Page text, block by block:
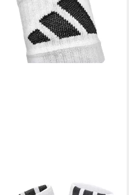
Bandage Adidas Wrist